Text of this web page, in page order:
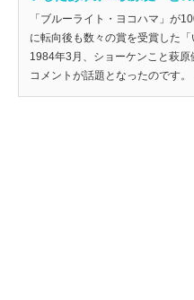
「ブルーライト・ヨコハマ」が
に転向後も数々の賞を受賞した
1984年3月、ショーケンこと萩
コメントが話題となったのです